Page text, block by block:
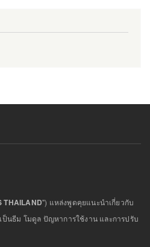
THAILAND") แหล่งพูดคุยแนะนำเกี่ยวกับ
ป็นธีม โมดูล ปัญหาการใช้งาน และการปรับ